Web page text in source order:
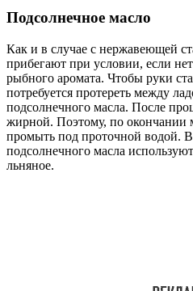
Подсолнечное масло
Как и в случае с нержавеющей
прибегают при условии, если
рыбного аромата. Чтобы руки
потребуется протереть между
подсолнечного масла. После
жирной. Поэтому, по окончании
промыть под проточной водой. В
подсолнечного масла
льняное.